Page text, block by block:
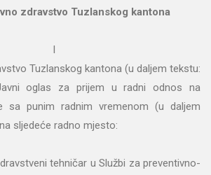
zdravstvo Tuzlanskog kantona
I
Tuzlanskog kantona (u daljem tekstu:
oglas za prijem u radni odnos na
sa punim radnim vremenom (u daljem
sljedeće radno mjesto:
tehničar u Službi za preventivno-